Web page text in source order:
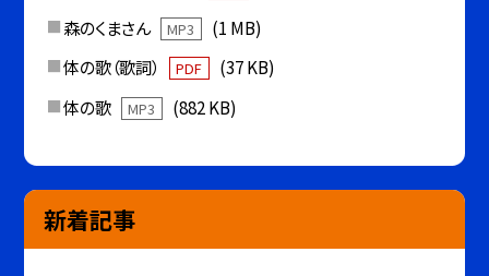
森のくまさん
MP3
(1 MB)
体の歌（歌詞）
PDF
(37 KB)
体の歌
MP3 (882 KB)
新着記事